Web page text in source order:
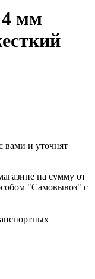
мм
вами и уточнят
на сумму от
"Самовывоз" с